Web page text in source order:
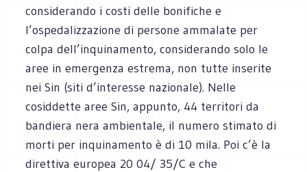
considerando i costi delle bonifiche e
l’ospedalizzazione di persone ammalate per
colpa dell’inquinamento, considerando solo le
aree in emergenza estrema, non tutte inserite
nei Sin (siti d’interesse nazionale). Nelle
cosiddette aree Sin, appunto, 44 territori da
bandiera nera ambientale, il numero stimato di
morti per inquinamento è di 10 mila. Poi c’è la
direttiva europea 20 04/ 35/C e che